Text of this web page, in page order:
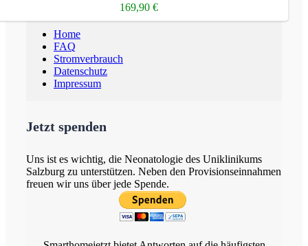
169,90 €
Home
FAQ
Stromverbrauch
Datenschutz
Impressum
Jetzt spenden
Uns ist es wichtig, die Neonatologie des Uniklinikums
Salzburg zu unterstützen. Neben den Provisionseinnahmen
freuen wir uns über jede Spende.